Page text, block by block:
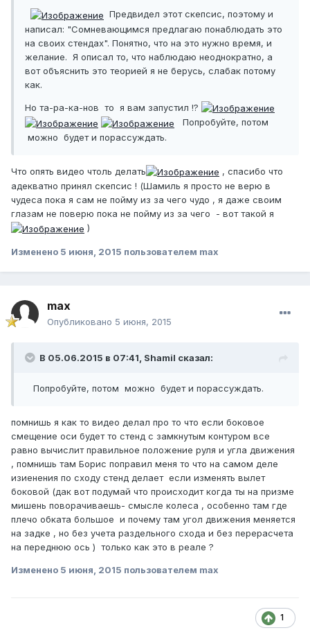
Предвидел этот скепсис, поэтому и
написал: "Сомневающимся предлагаю понаблюдать это
на своих стендах". Понятно, что на это нужно время, и
желание. Я описал то, что наблюдаю неоднократно, а
вот объяснить это теорией я не берусь, слабак потому
как.
Но та-ра-ка-нов то я вам запустил !?
Попробуйте, потом
можно будет и порассуждать.
Что опять видео чтоль делать
, спасибо что
адекватно принял скепсис ! (Шамиль я просто не верю в
чудеса пока я сам не пойму из за чего чудо , я даже своим
глазам не поверю пока не пойму из за чего - вот такой я
)
Изменено 5 июня, 2015 пользователем max
max
Опубликовано 5 июня, 2015
В 05.06.2015 в 07:41, Shamil сказал:
Попробуйте, потом можно будет и порассуждать.
помнишь я как то видео делал про то что если боковое
смещение оси будет то стенд с замкнутым контуром все
равно вычислит правильное положение руля и угла движения
, помнишь там Борис поправил меня то что на самом деле
изиенения по сходу стенд делает если изменять вылет
боковой (дак вот подумай что происходит когда ты на призме
мишень поворачиваешь- смысле колеса , особенно там где
плечо обката большое и почему там угол движения меняется
на задке , но без учета раздельного схода и без перерасчета
на переднюю ось ) только как это в реале ?
Изменено 5 июня, 2015 пользователем max
1